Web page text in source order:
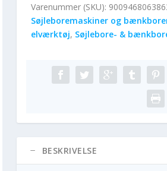
Varenummer (SKU):
Søjleboremaskiner og
elværktøj, Søjlebore- &
BESKRIVELSE